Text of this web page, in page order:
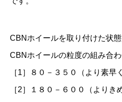
CBNホイールを取り付けた状態
CBNホイールの粒度の組み合
［1］８０－３５０（より素早
［2］１８０－６００（よりき